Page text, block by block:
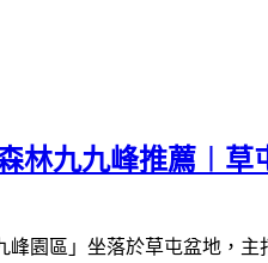
林九九峰推薦︱草
峰園區」坐落於草屯盆地，